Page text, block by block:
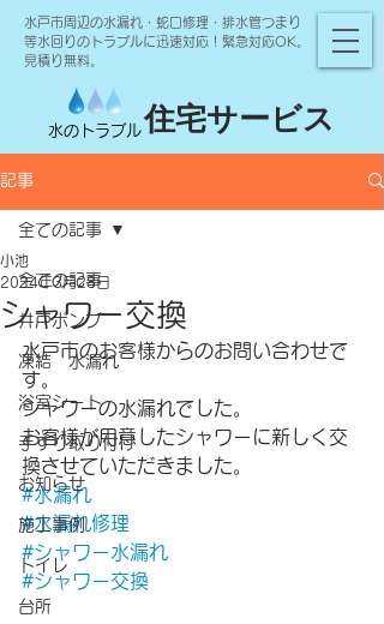
水戸市周辺の水漏れ・蛇口修理・排水管つまり
等水回りのトラブルに迅速対応！緊急対応OK。
見積り無料。
水のトラブル住宅サービス
記事
全ての記事
井戸ポンプ
凍結 水漏れ
浴室シート
手すり取り付け
お知らせ
施工事例
トイレ
台所
全ての記事
シャワー交換
小池
2024年3月28日
水戸市のお客様からのお問い合わせで
す。
シャワーの水漏れでした。
お客様が用意したシャワーに新しく交
換させていただきました。
#水漏れ
#水漏れ修理
#シャワー水漏れ
#シャワー交換